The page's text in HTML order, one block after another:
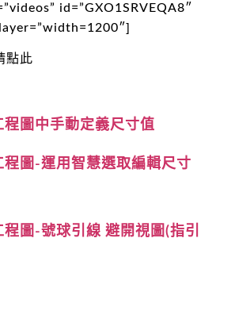
id=”GXO1SRVEQA8″
點此
圖中手動定義尺寸值
程圖-運用智慧選取編輯尺寸
圖-號球引線 避開視圖(指引